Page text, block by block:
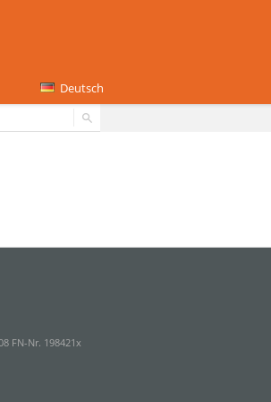
Deutsch
FN-Nr. 198421x